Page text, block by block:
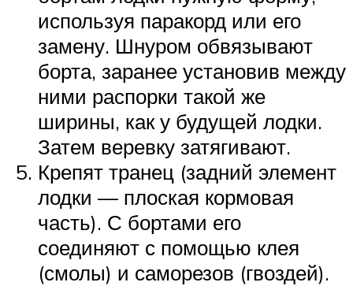
используя паракорд или его
замену. Шнуром обвязывают
борта, заранее установив между
ними распорки такой же
ширины, как у будущей лодки.
Затем веревку затягивают.
Крепят транец (задний элемент
лодки — плоская кормовая
часть). С бортами его
соединяют с помощью клея
(смолы) и саморезов (гвоздей).